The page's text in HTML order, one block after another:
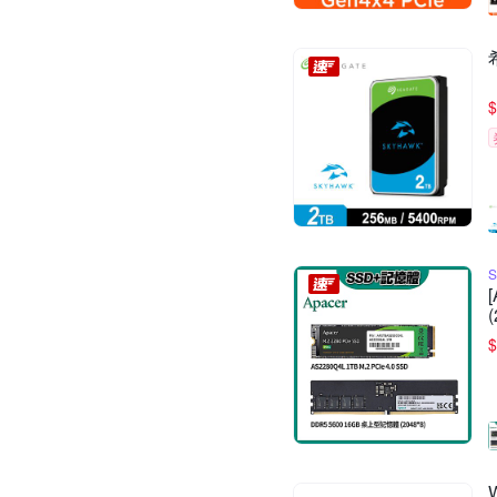
$
$